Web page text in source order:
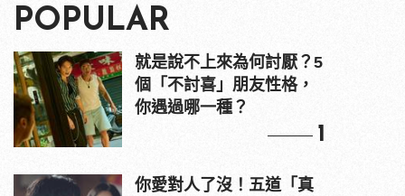
POPULAR
就是說不上來為何討厭？5
個「不討喜」朋友性格，
你遇過哪一種？
1
你愛對人了沒！五道「真